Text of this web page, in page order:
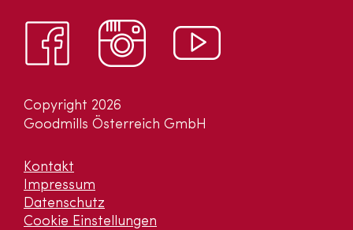
Copyright 2026
Goodmills Österreich GmbH
Kontakt
Impressum
Datenschutz
Cookie Einstellungen